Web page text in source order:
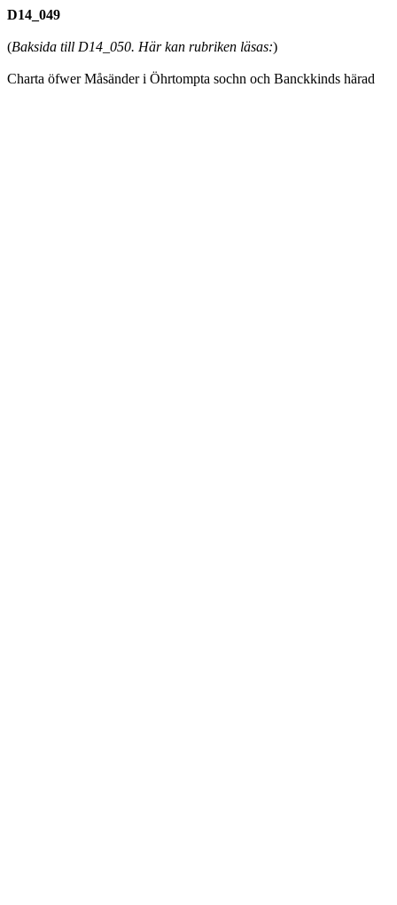
D14_049
(Baksida till D14_050. Här kan rubriken läsas:)
Charta öfwer Måsänder i Öhrtompta sochn och Banckkinds härad